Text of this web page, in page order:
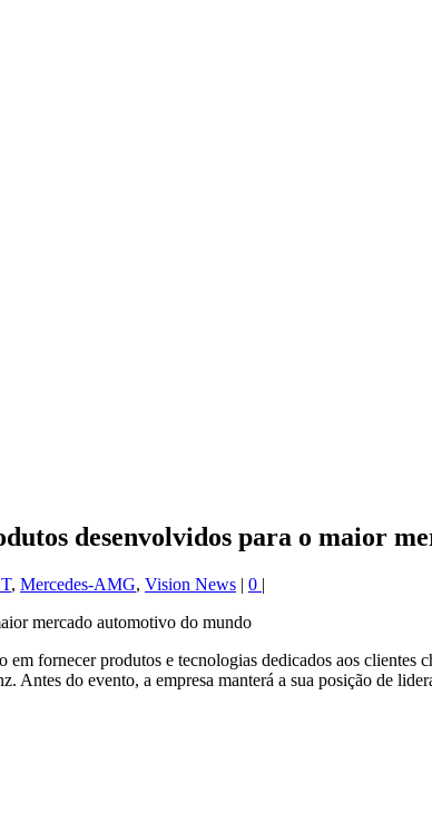
desenvolvidos para o maior
, Mercedes-AMG, Vision News | 0 |
fornecer produtos e tecnologias dedicados aos clientes
Antes do evento, a empresa manterá a sua posição de